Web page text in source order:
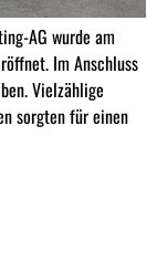
AG wurde am
Im Anschluss
Vielzählige
sorgten für einen